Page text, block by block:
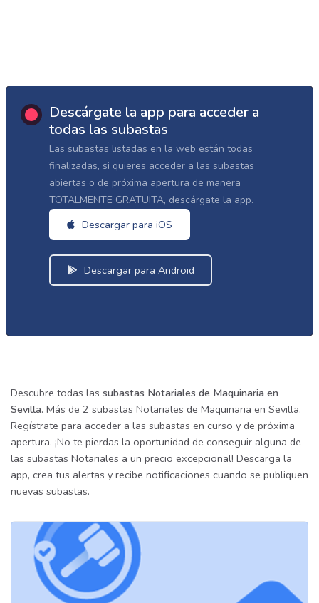
Descárgate la app para acceder a
todas las subastas
Las subastas listadas en la web están todas
finalizadas, si quieres acceder a las subastas
abiertas o de próxima apertura de manera
TOTALMENTE GRATUITA, descárgate la app.
Descargar para iOS
Descargar para Android
Descubre todas las subastas Notariales de Maquinaria en
Sevilla. Más de 2 subastas Notariales de Maquinaria en Sevilla.
Regístrate para acceder a las subastas en curso y de próxima
apertura. ¡No te pierdas la oportunidad de conseguir alguna de
las subastas Notariales a un precio excepcional! Descarga la
app, crea tus alertas y recibe notificaciones cuando se publiquen
nuevas subastas.